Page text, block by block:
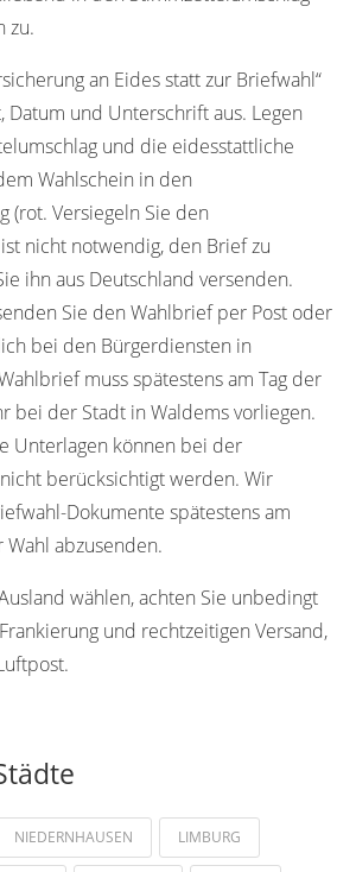
zu.
an Eides statt zur Briefwahl“
Datum und Unterschrift aus. Legen
und die eidesstattliche
Wahlschein in den
(rot. Versiegeln Sie den
nicht notwendig, den Brief zu
ihn aus Deutschland versenden.
Sie den Wahlbrief per Post oder
bei den Bürgerdiensten in
muss spätestens am Tag der
bei der Stadt in Waldems vorliegen.
Unterlagen können bei der
berücksichtigt werden. Wir
Dokumente spätestens am
abzusenden.
wählen, achten Sie unbedingt
und rechtzeitigen Versand,
NIEDERNHAUSEN LIMBURG